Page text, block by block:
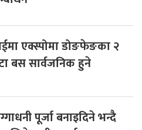
एक्स्पोमा डोङफेङका २
बस सार्वजनिक हुने
पूर्जा बनाइदिने भन्दै